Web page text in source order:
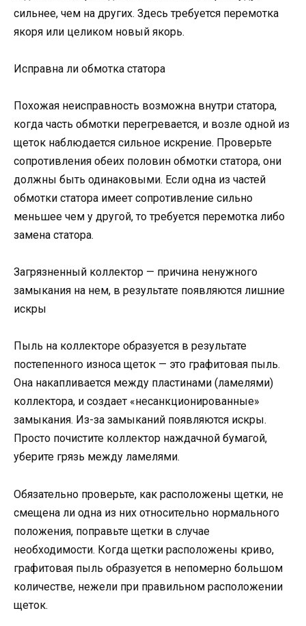
сильнее, чем на других. Здесь требуется перемотка
якоря или целиком новый якорь.
Исправна ли обмотка статора
Похожая неисправность возможна внутри статора,
когда часть обмотки перегревается, и возле одной из
щеток наблюдается сильное искрение. Проверьте
сопротивления обеих половин обмотки статора, они
должны быть одинаковыми. Если одна из частей
обмотки статора имеет сопротивление сильно
меньшее чем у другой, то требуется перемотка либо
замена статора.
Загрязненный коллектор — причина ненужного
замыкания на нем, в результате появляются лишние
искры
Пыль на коллекторе образуется в результате
постепенного износа щеток — это графитовая пыль.
Она накапливается между пластинами (ламелями)
коллектора, и создает «несанкционированные»
замыкания. Из-за замыканий появляются искры.
Просто почистите коллектор наждачной бумагой,
уберите грязь между ламелями.
Обязательно проверьте, как расположены щетки, не
смещена ли одна из них относительно нормального
положения, поправьте щетки в случае
необходимости. Когда щетки расположены криво,
графитовая пыль образуется в непомерно большом
количестве, нежели при правильном расположении
щеток.